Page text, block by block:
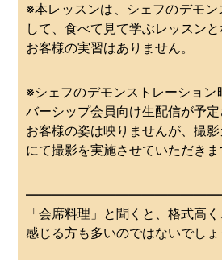
※本レッスンは、シェフのデモ
して、食べて見て学ぶレッスンと
お客様の実習はありません。
※シェフのデモンストレーショ
バーシップ会員向け生配信が予定
お客様の姿は映りませんが、撮
にて撮影を実施させていただきま
「会席料理」と聞くと、格式高
感じる方も多いのではないでしょ